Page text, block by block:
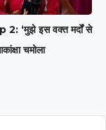
‘मुझे इस वक्त मर्दों से
चमोला